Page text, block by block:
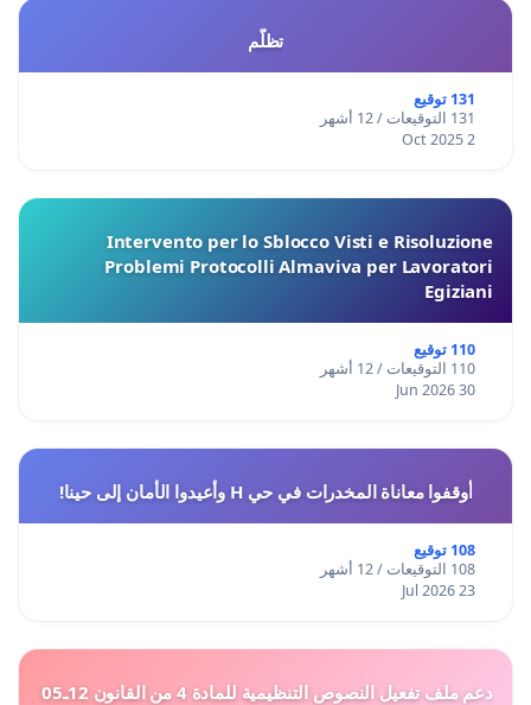
تظلّم
131 توقيع
131 التوقيعات / 12 أشهر
2 Oct 2025
Intervento per lo Sblocco Visti e Risoluzione
Problemi Protocolli Almaviva per Lavoratori
Egiziani
110 توقيع
110 التوقيعات / 12 أشهر
30 Jun 2026
أوقفوا معاناة المخدرات في حي H وأعيدوا الأمان إلى حينا!
108 توقيع
108 التوقيعات / 12 أشهر
23 Jul 2026
دعم ملف تفعيل النصوص التنظيمية للمادة 4 من القانون 12ـ05